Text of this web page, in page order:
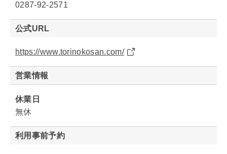
0287-92-2571
公式URL
https://www.torinokosan.com/
営業情報
休業日
無休
利用事前予約